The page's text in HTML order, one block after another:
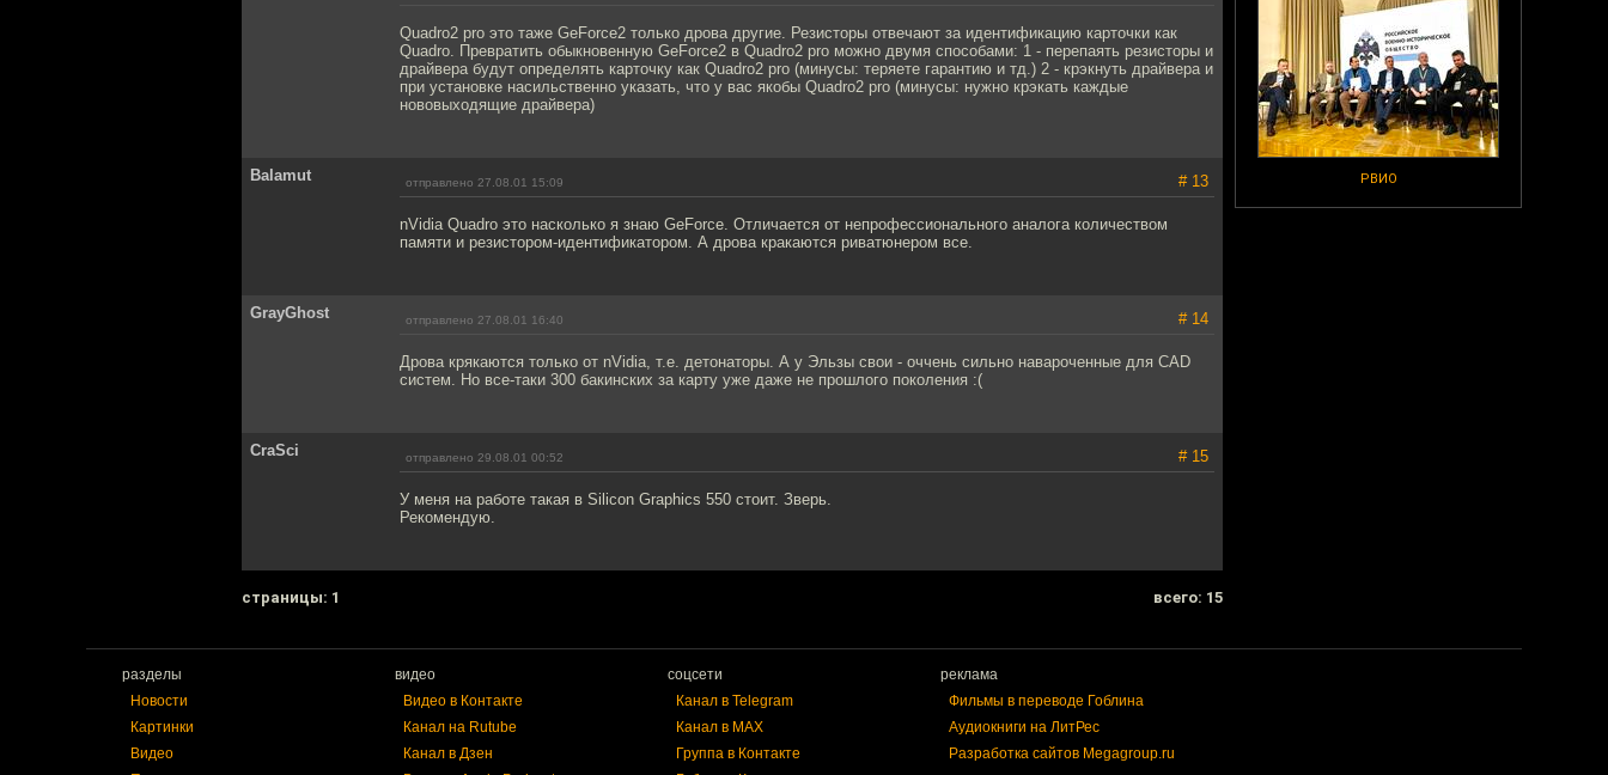
РВИО
Quadro2 pro это таже GeForce2 только дрова другие. Резисторы отвечают за идентификацию карточки как
Quadro. Превратить обыкновенную GeForce2 в Quadro2 pro можно двумя способами: 1 - перепаять резисторы и
драйвера будут определять карточку как Quadro2 pro (минусы: теряете гарантию и тд.) 2 - крэкнуть драйвера и
при установке насильственно указать, что у вас якобы Quadro2 pro (минусы: нужно крэкать каждые
нововыходящие драйвера)
Balamut отправлено 27.08.01 15:09 # 13
nVidia Quadro это насколько я знаю GeForce. Отличается от непрофессионального аналога количеством
памяти и резистором-идентификатором. А дрова кракаются риватюнером все.
GrayGhost отправлено 27.08.01 16:40 # 14
Дрова крякаются только от nVidia, т.е. детонаторы. А у Эльзы свои - оччень сильно навароченные для CAD
систем. Но все-таки 300 бакинских за карту уже даже не прошлого поколения :(
CraSci отправлено 29.08.01 00:52 # 15
У меня на работе такая в Silicon Graphics 550 стоит. Зверь.
Рекомендую.
cтраницы: 1 всего: 15
разделы
Новости
Картинки
Видео
видео
Видео в Контакте
Канал на Rutube
Канал в Дзен
соцсети
Канал в Telegram
Канал в MAX
Группа в Контакте
реклама
Фильмы в переводе Гоблина
Аудиокниги на ЛитРес
Разработка сайтов Megagroup.ru